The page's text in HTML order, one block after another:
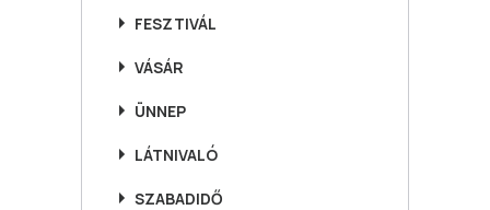
FESZTIVÁL
VÁSÁR
ÜNNEP
LÁTNIVALÓ
SZABADIDŐ